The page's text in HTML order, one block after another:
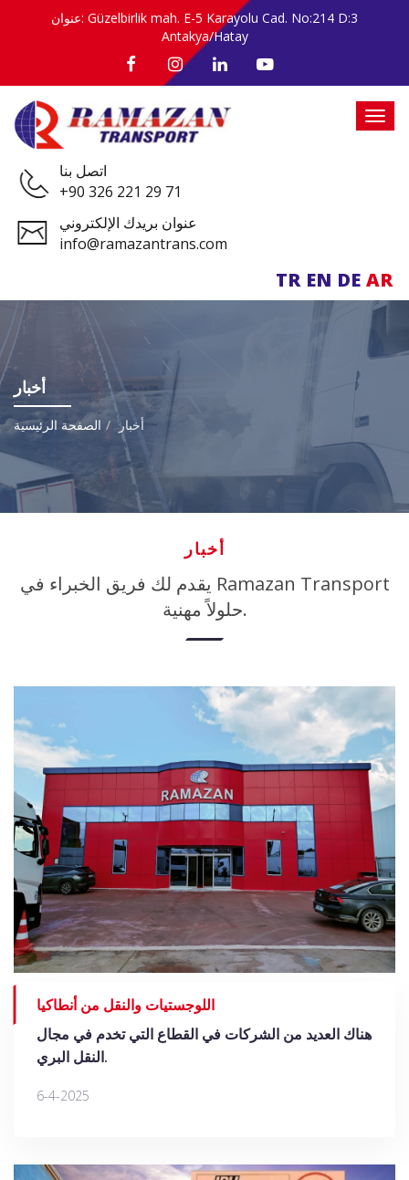
عنوان: Güzelbirlik mah. E-5 Karayolu Cad. No:214 D:3
Antakya/Hatay
اتصل بنا
+90 326 221 29 71
عنوان بريدك الإلكتروني
info@ramazantrans.com
TR EN DE AR
أخبار
الصفحة الرئيسية أخبار
أخبار
يقدم لك فريق الخبراء في Ramazan Transport
حلولاً مهنية.
اللوجستيات والنقل من أنطاكيا
هناك العديد من الشركات في القطاع التي تخدم في مجال
النقل البري.
6-4-2025